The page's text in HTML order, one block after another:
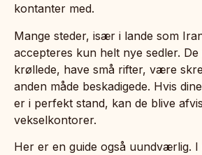
kontanter med.
Mange steder, især i lande som
accepteres kun helt nye sedler.
krøllede, have små rifter, være
anden måde beskadigede. Hvis
er i perfekt stand, kan de blive
vekselkontorer.
Her er en guide også uundværlig. I